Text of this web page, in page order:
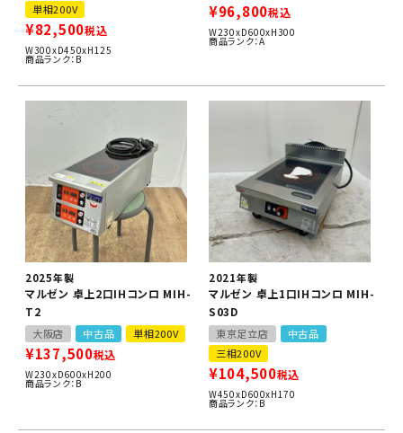
単相200V
¥82,500税込
W300xD450xH125
商品ランク：B
¥96,800税込
W230xD600xH300
商品ランク：A
2025年製
マルゼン 卓上2口IHコンロ MIH-
T2
大阪店 中古品 単相200V
¥137,500税込
W230xD600xH200
商品ランク：B
2021年製
マルゼン 卓上1口IHコンロ MIH-
S03D
東京足立店
中古品
三相200V
¥104,500税込
W450xD600xH170
商品ランク：B